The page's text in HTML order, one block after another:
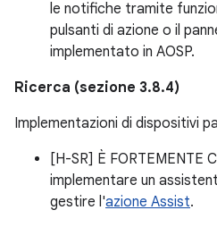
le notifiche tramite
pulsanti di azione o il
implementato in AOSP.
Ricerca (sezione 3.8.4)
Implementazioni di dispositivi
[H-SR] È FORTEMENTE
implementare un
gestire l'azione Assist.